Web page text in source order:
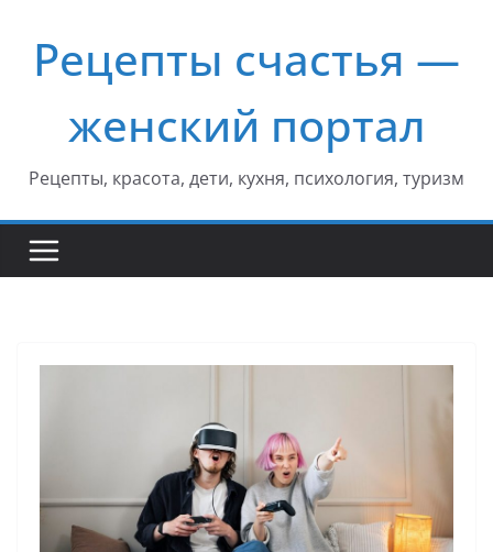
содержимому
Рецепты счастья —
женский портал
Рецепты, красота, дети, кухня, психология, туризм